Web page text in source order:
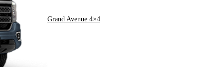
Grand Avenue 4×4